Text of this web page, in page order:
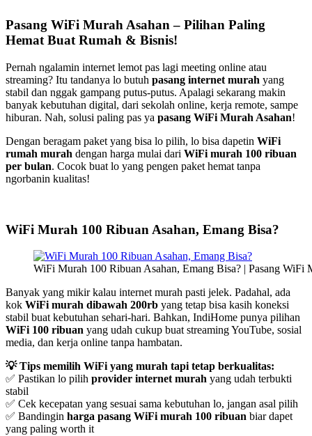
Pasang WiFi Murah Asahan – Pilihan Paling
Hemat Buat Rumah & Bisnis!
Pernah ngalamin internet lemot pas lagi meeting online atau
streaming? Itu tandanya lo butuh pasang internet murah yang
stabil dan nggak gampang putus-putus. Apalagi sekarang makin
banyak kebutuhan digital, dari sekolah online, kerja remote, sampe
hiburan. Nah, solusi paling pas ya pasang WiFi Murah Asahan!
Dengan beragam paket yang bisa lo pilih, lo bisa dapetin WiFi
rumah murah dengan harga mulai dari WiFi murah 100 ribuan
per bulan. Cocok buat lo yang pengen paket hemat tanpa
ngorbanin kualitas!
WiFi Murah 100 Ribuan Asahan, Emang Bisa?
WiFi Murah 100 Ribuan Asahan, Emang Bisa? | Pasang WiFi
Banyak yang mikir kalau internet murah pasti jelek. Padahal, ada
kok WiFi murah dibawah 200rb yang tetap bisa kasih koneksi
stabil buat kebutuhan sehari-hari. Bahkan, IndiHome punya pilihan
WiFi 100 ribuan yang udah cukup buat streaming YouTube, sosial
media, dan kerja online tanpa hambatan.
💡 Tips memilih WiFi yang murah tapi tetap berkualitas:
✅ Pastikan lo pilih provider internet murah yang udah terbukti
stabil
✅ Cek kecepatan yang sesuai sama kebutuhan lo, jangan asal pilih
✅ Bandingin harga pasang WiFi murah 100 ribuan biar dapet
yang paling worth it